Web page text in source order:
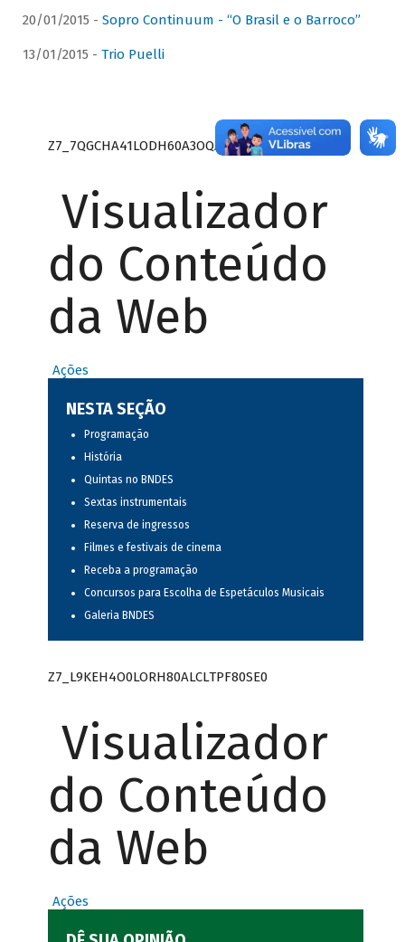
20/01/2015 - Sopro Continuum - “O Brasil e o Barroco”
13/01/2015 - Trio Puelli
Z7_7QGCHA41LODH60A3OQA8RN1415
Visualizador
do Conteúdo
da Web
Ações
NESTA SEÇÃO
Programação
História
Quintas no BNDES
Sextas instrumentais
Reserva de ingressos
Filmes e festivais de cinema
Receba a programação
Concursos para Escolha de Espetáculos Musicais
Galeria BNDES
Z7_L9KEH4O0LORH80ALCLTPF80SE0
Visualizador
do Conteúdo
da Web
Ações